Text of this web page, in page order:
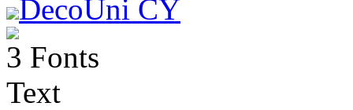
DecoUni CY
3 Fonts
Text